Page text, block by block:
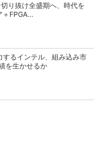
り抜け全盛期へ、時代を
FPGA...
するインテル、組み込み市
を生かせるか